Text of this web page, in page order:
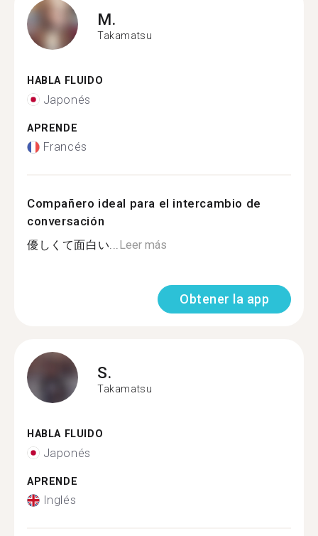
M.
Takamatsu
HABLA FLUIDO
Japonés
APRENDE
Francés
Compañero ideal para el intercambio de
conversación
優しくて面白い...Leer más
Obtener la app
S.
Takamatsu
HABLA FLUIDO
Japonés
APRENDE
Inglés